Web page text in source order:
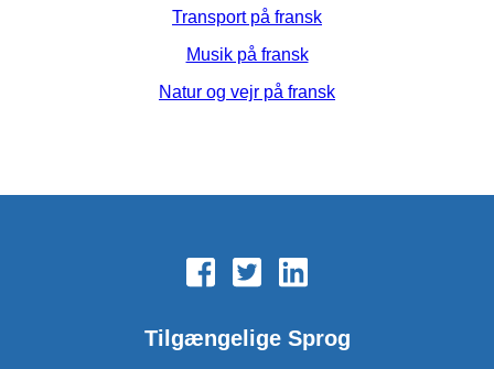
Transport på fransk
Musik på fransk
Natur og vejr på fransk
Tilgængelige Sprog